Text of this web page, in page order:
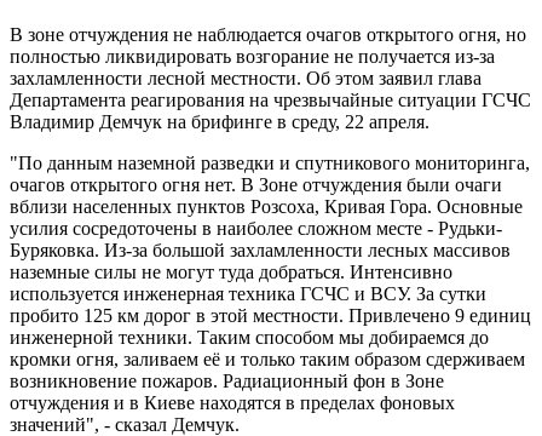
В зоне отчуждения не наблюдается очагов открытого огня, но
полностью ликвидировать возгорание не получается из-за
захламленности лесной местности. Об этом заявил глава
Департамента реагирования на чрезвычайные ситуации ГСЧС
Владимир Демчук на брифинге в среду, 22 апреля.
"По данным наземной разведки и спутникового мониторинга,
очагов открытого огня нет. В Зоне отчуждения были очаги
вблизи населенных пунктов Розсоха, Кривая Гора. Основные
усилия сосредоточены в наиболее сложном месте - Рудьки-
Буряковка. Из-за большой захламленности лесных массивов
наземные силы не могут туда добраться. Интенсивно
используется инженерная техника ГСЧС и ВСУ. За сутки
пробито 125 км дорог в этой местности. Привлечено 9 единиц
инженерной техники. Таким способом мы добираемся до
кромки огня, заливаем её и только таким образом сдерживаем
возникновение пожаров. Радиационный фон в Зоне
отчуждения и в Киеве находятся в пределах фоновых
значений", - сказал Демчук.